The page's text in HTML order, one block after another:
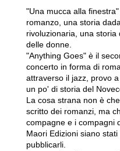
"Una mucca alla
romanzo, una storia
rivoluzionaria, una storia
delle donne.
"Anything Goes" è il
concerto in forma di
attraverso il jazz, provo
un po' di storia del
La cosa strana non è
scritto dei romanzi, ma
compagne e i compagni
Maori Edizioni siano
pubblicarli.